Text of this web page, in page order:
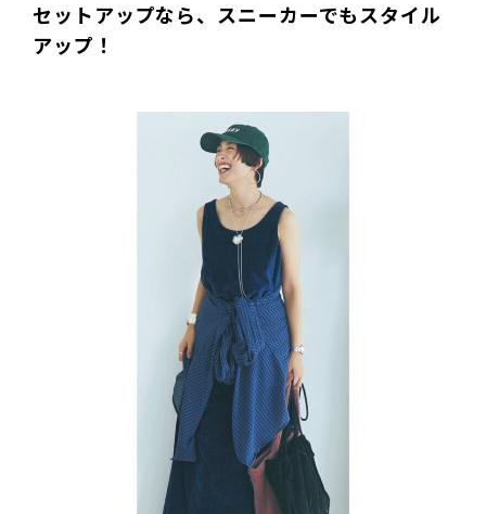
セットアップなら、スニーカーでもスタイル
アップ！